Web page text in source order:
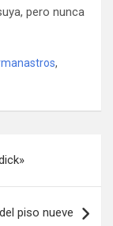
pero nunca
,
piso nueve